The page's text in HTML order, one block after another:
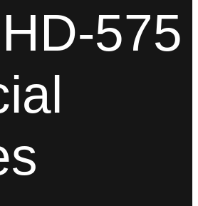
575